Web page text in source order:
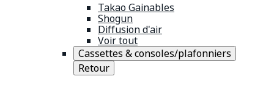
Takao Gainables
Shogun
Diffusion d'air
Voir tout
Cassettes & consoles/plafonniers
Retour